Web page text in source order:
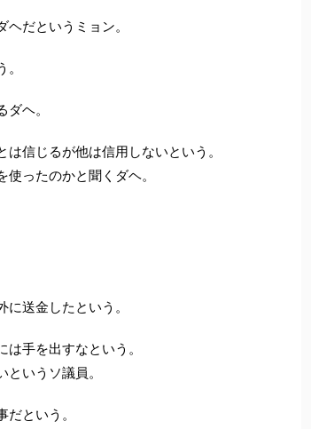
だというミョン。
ヘ。
信じるが他は信用しないという。
ったのかと聞くダヘ。
送金したという。
手を出すなという。
いうソ議員。
という。